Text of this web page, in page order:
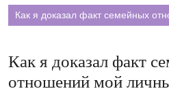
Как я доказал факт семейных
Как я доказал факт
отношений мой